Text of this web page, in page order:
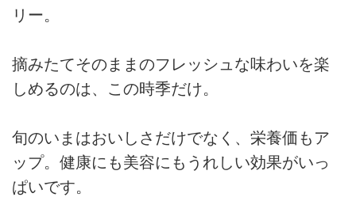
リー。
摘みたてそのままのフレッシュな味わいを楽
しめるのは、この時季だけ。
旬のいまはおいしさだけでなく、栄養価もア
ップ。健康にも美容にもうれしい効果がいっ
ぱいです。